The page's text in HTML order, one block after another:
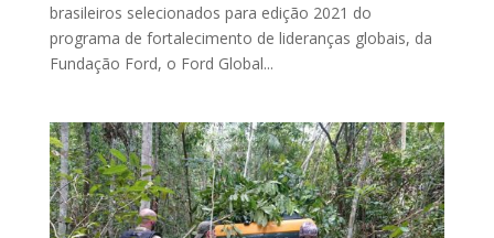
brasileiros selecionados para edição 2021 do
programa de fortalecimento de lideranças globais, da
Fundação Ford, o Ford Global...